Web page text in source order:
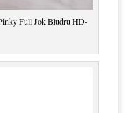
Full Jok Bludru HD-